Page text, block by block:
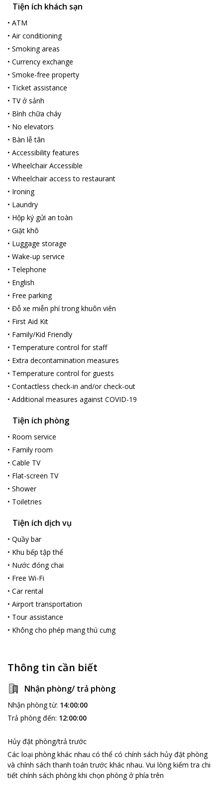
Tiện ích khách sạn
• ATM
• Air conditioning
• Smoking areas
• Currency exchange
• Smoke-free property
• Ticket assistance
• TV ở sảnh
• Bình chữa cháy
• No elevators
• Bàn lễ tân
• Accessibility features
• Wheelchair Accessible
• Wheelchair access to restaurant
• Ironing
• Laundry
• Hộp ký gửi an toàn
• Giặt khô
• Luggage storage
• Wake-up service
• Telephone
• English
• Free parking
• Đỗ xe miễn phí trong khuôn viên
• First Aid Kit
• Family/Kid Friendly
• Temperature control for staff
• Extra decontamination measures
• Temperature control for guests
• Contactless check-in and/or check-out
• Additional measures against COVID-19
Tiện ích phòng
• Room service
• Family room
• Cable TV
• Flat-screen TV
• Shower
• Toiletries
Tiện ích dịch vụ
• Quầy bar
• Khu bếp tập thể
• Nước đóng chai
• Free Wi-Fi
• Car rental
• Airport transportation
• Tour assistance
• Không cho phép mang thú cưng
Thông tin cần biết
Nhận phòng/ trả phòng
Nhận phòng từ: 14:00:00
Trả phòng đến: 12:00:00
Hủy đặt phòng/trả trước
Các loại phòng khác nhau có thể có chính sách hủy đặt phòng
và chính sách thanh toán trước khác nhau. Vui lòng kiểm tra chi
tiết chính sách phòng khi chọn phòng ở phía trên